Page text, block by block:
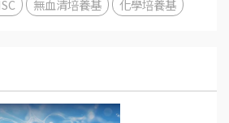
無血清培養基 化學培養基